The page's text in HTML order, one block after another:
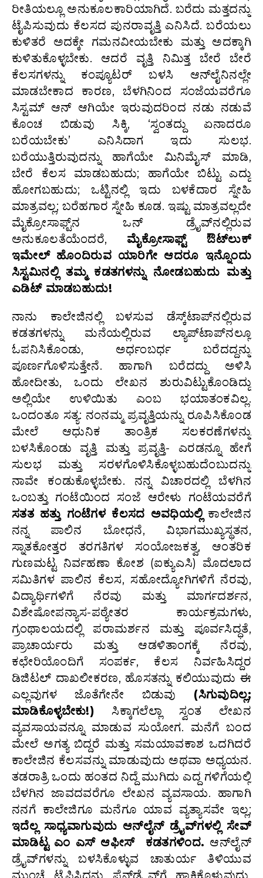
ರೀತಿಯಲ್ಲೂ ಅನುಕೂಲಕಾರಿಯಾಗಿದೆ. ಬರೆದು ಮತ್ತದನ್ನು
ಟೈಪಿಸುವುದು ಕೆಲಸದ ಪುನರಾವೃತ್ತಿ ಎನಿಸಿದೆ. ಬರೆಯಲು
ಕುಳಿತರೆ ಅದಕ್ಕೇ ಗಮನವೀಯಬೇಕು ಮತ್ತು ಅದಕ್ಕಾಗಿ
ಕುಳಿತುಕೊಳ್ಳಬೇಕು. ಆದರೆ ವೃತ್ತಿ ನಿಮಿತ್ತ ಬೇರೆ ಬೇರೆ
ಕೆಲಸಗಳನ್ನು ಕಂಪ್ಯೂಟರ್ ಬಳಸಿ ಆನ್‌ಲೈನಿನಲ್ಲೇ
ಮಾಡಬೇಕಾದ ಕಾರಣ, ಬೆಳಗಿನಿಂದ ಸಂಜೆಯವರೆಗೂ
ಸಿಸ್ಟಮ್ ಆನ್ ಆಗಿಯೇ ಇರುವುದರಿಂದ ನಡು ನಡುವೆ
ಕೊಂಚ ಬಿಡುವು ಸಿಕ್ಕಿ, ‘ಸ್ವಂತದ್ದು ಏನಾದರೂ
ಬರೆಯಬೇಕು’ ಎನಿಸಿದಾಗ ಇದು ಸುಲಭ.
ಬರೆಯುತ್ತಿರುವುದನ್ನು ಹಾಗೆಯೇ ಮಿನಿಮೈಸ್ ಮಾಡಿ,
ಬೇರೆ ಕೆಲಸ ಮಾಡಬಹುದು; ಹಾಗೆಯೇ ಬಿಟ್ಟು ಎದ್ದು
ಹೋಗಬಹುದು; ಒಟ್ಟಿನಲ್ಲಿ ಇದು ಬಳಕೆದಾರ ಸ್ನೇಹಿ
ಮಾತ್ರವಲ್ಲ; ಬರೆಹಗಾರ ಸ್ನೇಹಿ ಕೂಡ. ಇಷ್ಟು ಮಾತ್ರವಲ್ಲದೇ
ಮೈಕ್ರೋಸಾಫ್ಟ್‌ನ ಒನ್ ಡ್ರೈವ್‌ನಲ್ಲಿರುವ
ಅನುಕೂಲತೆಯೆಂದರೆ, ಮೈಕ್ರೋಸಾಫ್ಟ್‌ ಔಟ್‌ಲುಕ್
ಇಮೇಲ್ ಹೊಂದಿರುವ ಯಾರಿಗೇ ಆದರೂ ಇನ್ನೊಂದು
ಸಿಸ್ಟಮಿನಲ್ಲಿ ತಮ್ಮ ಕಡತಗಳನ್ನು ನೋಡಬಹುದು ಮತ್ತು
ಎಡಿಟ್ ಮಾಡಬಹುದು!
ನಾನು ಕಾಲೇಜಿನಲ್ಲಿ ಬಳಸುವ ಡೆಸ್ಕ್‌ಟಾಪ್‌ನಲ್ಲಿರುವ
ಕಡತಗಳನ್ನು ಮನೆಯಲ್ಲಿರುವ ಲ್ಯಾಪ್‌ಟಾಪ್‌ನಲ್ಲೂ
ಓಪನಿಸಿಕೊಂಡು, ಅರ್ಧಂಬರ್ಧ ಬರೆದದ್ದನ್ನು
ಪೂರ್ಣಗೊಳಿಸುತ್ತೇನೆ. ಹಾಗಾಗಿ ಬರೆದದ್ದು ಅಳಿಸಿ
ಹೋದೀತು, ಒಂದು ಲೇಖನ ಶುರುವಿಟ್ಟುಕೊಂಡಿದ್ದು
ಅಲ್ಲಿಯೇ ಉಳಿಯಿತು ಎಂಬ ಭಯಾತಂಕವಿಲ್ಲ.
ಒಂದಂತೂ ಸತ್ಯ: ನಂನಮ್ಮ ಪ್ರವೃತ್ತಿಯನ್ನು ರೂಪಿಸಿಕೊಂಡ
ಮೇಲೆ ಆಧುನಿಕ ತಾಂತ್ರಿಕ ಸಲಕರಣೆಗಳನ್ನು
ಬಳಸಿಕೊಂಡು ವೃತ್ತಿ ಮತ್ತು ಪ್ರವೃತ್ತಿ- ಎರಡನ್ನೂ ಹೇಗೆ
ಸುಲಭ ಮತ್ತು ಸರಳಗೊಳಿಸಿಕೊಳ್ಳಬಹುದೆಂಬುದನ್ನು
ನಾವೇ ಕಂಡುಕೊಳ್ಳಬೇಕು. ನನ್ನ ವಿಚಾರದಲ್ಲಿ ಬೆಳಗಿನ
ಒಂಬತ್ತು ಗಂಟೆಯಿಂದ ಸಂಜೆ ಆರೇಳು ಗಂಟೆಯವರೆಗೆ
ಸತತ ಹತ್ತು ಗಂಟೆಗಳ ಕೆಲಸದ ಅವಧಿಯಲ್ಲಿ ಕಾಲೇಜಿನ
ನನ್ನ ಪಾಲಿನ ಬೋಧನೆ, ವಿಭಾಗಮುಖ್ಯಸ್ಥತನ,
ಸ್ನಾತಕೋತ್ತರ ತರಗತಿಗಳ ಸಂಯೋಜಕತ್ವ, ಆಂತರಿಕ
ಗುಣಮಟ್ಟ ನಿರ್ವಹಣಾ ಕೋಶ (ಐಕ್ಯುಎಸಿ) ಮೊದಲಾದ
ಸಮಿತಿಗಳ ಪಾಲಿನ ಕೆಲಸ, ಸಹೋದ್ಯೋಗಿಗಳಿಗೆ ನೆರವು,
ವಿದ್ಯಾರ್ಥಿಗಳಿಗೆ ನೆರವು ಮತ್ತು ಮಾರ್ಗದರ್ಶನ,
ವಿಶೇಷೋಪನ್ಯಾಸ-ಪಠ್ಯೇತರ ಕಾರ್ಯಕ್ರಮಗಳು,
ಗ್ರಂಥಾಲಯದಲ್ಲಿ ಪರಾಮರ್ಶನ ಮತ್ತು ಪೂರ್ವಸಿದ್ಧತೆ,
ಪ್ರಾಚಾರ್ಯರು ಮತ್ತು ಆಡಳಿತಾಂಗಕ್ಕೆ ನೆರವು,
ಕಛೇರಿಯೊಂದಿಗೆ ಸಂಪರ್ಕ, ಕೆಲಸ ನಿರ್ವಹಿಸಿದ್ದರ
ಡಿಜಿಟಲ್ ದಾಖಲೀಕರಣ, ಹೊಸತನ್ನು ಕಲಿಯುವುದು ಈ
ಎಲ್ಲವುಗಳ ಜೊತೆಗೇನೇ ಬಿಡುವು (ಸಿಗುವುದಿಲ್ಲ;
ಮಾಡಿಕೊಳ್ಳಬೇಕು!) ಸಿಕ್ಕಾಗಲೆಲ್ಲಾ ಸ್ವಂತ ಲೇಖನ
ವ್ಯವಸಾಯವನ್ನೂ ಮಾಡುವ ಸುಯೋಗ. ಮನೆಗೆ ಬಂದ
ಮೇಲೆ ಅಗತ್ಯ ಬಿದ್ದರೆ ಮತ್ತು ಸಮಯಾವಕಾಶ ಒದಗಿದರೆ
ಕಾಲೇಜಿನ ಕೆಲಸವನ್ನು ಮಾಡುವುದು ಅಥವಾ ಅಧ್ಯಯನ.
ತಡರಾತ್ರಿ ಒಂದು ಹಂತದ ನಿದ್ದೆ ಮುಗಿದು ಎದ್ದ ಗಳಿಗೆಯಲ್ಲಿ
ಬೆಳಗಿನ ಜಾವದವರೆಗೂ ಲೇಖನ ವ್ಯವಸಾಯ. ಹಾಗಾಗಿ
ನನಗೆ ಕಾಲೇಜಿಗೂ ಮನೆಗೂ ಯಾವ ವ್ಯತ್ಯಾಸವೇ ಇಲ್ಲ;
ಇದೆಲ್ಲ ಸಾಧ್ಯವಾಗುವುದು ಆನ್ಲೈನ್ ಡ್ರೈವ್ಗಳಲ್ಲಿ ಸೇವ್
ಮಾಡಿಟ್ಟ ಎಂ ಎಸ್ ಆಫೀಸ್ ಕಡತಗಳಿಂದ. ಆನ್‌ಲೈನ್
ಡ್ರೈವ್‌ಗಳನ್ನು ಬಳಸಿಕೊಳ್ಳುವ ಚಾತುರ್ಯ ತಿಳಿಯುವ
ಮುಂಚೆ ಟೈಪಿಸಿದ್ದನ್ನು ಪೆನ್‌ಡ್ರೈವ್‌ಗೆ ಹಾಕಿಕೊಳ್ಳುವುದು,